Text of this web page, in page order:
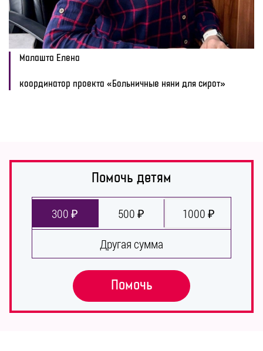
Малашта Елена
координатор проекта «Больничные няни для сирот»
Помочь детям
300 ₽ 500 ₽
1000 ₽
Другая сумма
Помочь